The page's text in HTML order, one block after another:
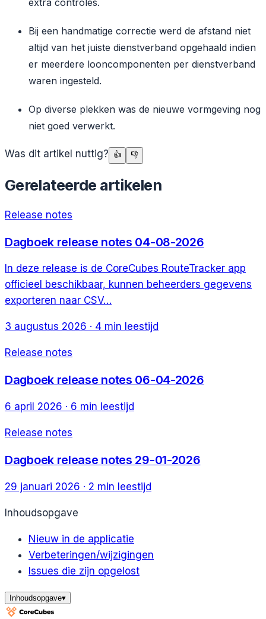
extra controles.
Bij een handmatige correctie werd de afstand niet
altijd van het juiste dienstverband opgehaald indien
er meerdere looncomponenten per dienstverband
waren ingesteld.
Op diverse plekken was de nieuwe vormgeving nog
niet goed verwerkt.
Was dit artikel nuttig? 👍 👎
Gerelateerde artikelen
Release notes
Dagboek release notes 04-08-2026
In deze release is de CoreCubes RouteTracker app
officieel beschikbaar, kunnen beheerders gegevens
exporteren naar CSV…
3 augustus 2026 · 4 min leestijd
Release notes
Dagboek release notes 06-04-2026
6 april 2026 · 6 min leestijd
Release notes
Dagboek release notes 29-01-2026
29 januari 2026 · 2 min leestijd
Inhoudsopgave
Nieuw in de applicatie
Verbeteringen/wijzigingen
Issues die zijn opgelost
Inhoudsopgave▾